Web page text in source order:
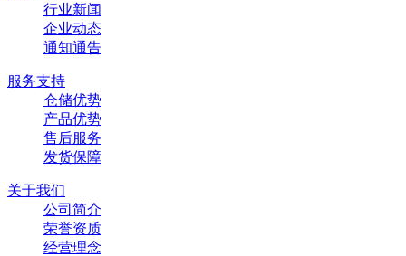
行业新闻
企业动态
通知通告
服务支持
仓储优势
产品优势
售后服务
发货保障
关于我们
公司简介
荣誉资质
经营理念